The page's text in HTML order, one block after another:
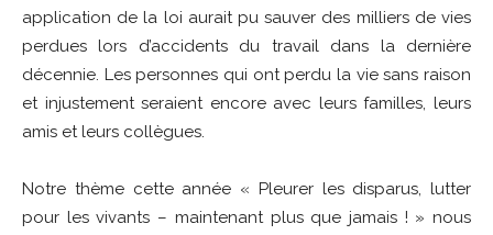
application de la loi aurait pu sauver des milliers de vies
perdues lors d’accidents du travail dans la dernière
décennie. Les personnes qui ont perdu la vie sans raison
et injustement seraient encore avec leurs familles, leurs
amis et leurs collègues.
Notre thème cette année « Pleurer les disparus, lutter
pour les vivants – maintenant plus que jamais ! » nous